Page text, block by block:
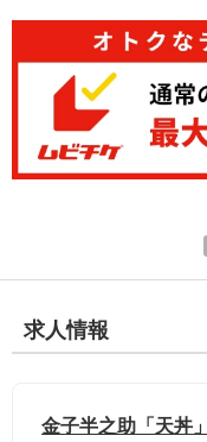
求人情報
金子半之助「天丼